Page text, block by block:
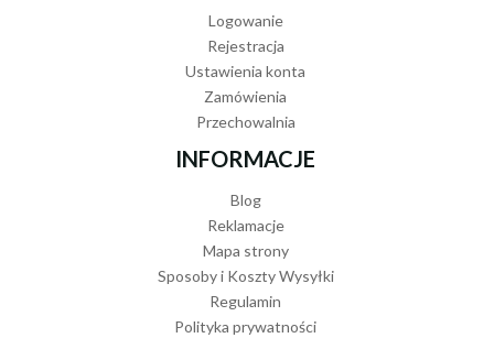
Logowanie
Rejestracja
Ustawienia konta
Zamówienia
Przechowalnia
INFORMACJE
Blog
Reklamacje
Mapa strony
Sposoby i Koszty Wysyłki
Regulamin
Polityka prywatności